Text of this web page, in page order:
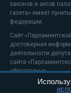
законов и актов
газета» имеет
федерации.
Сайт
достоверная
деятельности
сайта
обязательна.
На